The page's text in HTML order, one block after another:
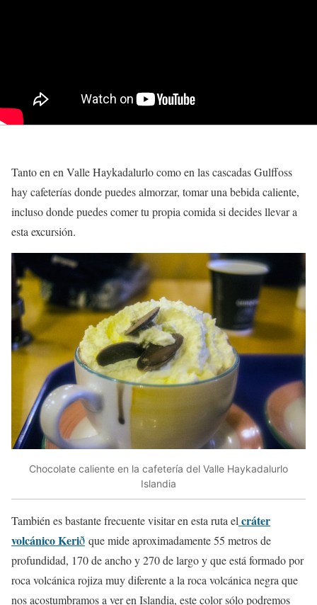
Tanto en en Valle Haykadalurlo como en las cascadas Gulffoss
hay cafeterías donde puedes almorzar, tomar una bebida caliente,
incluso donde puedes comer tu propia comida si decides llevar a
esta excursión.
Chocolate caliente en la cafetería del Valle Haykadalurlo
Islandia
También es bastante frecuente visitar en esta ruta el cráter
volcánico Kerið que mide aproximadamente 55 metros de
profundidad, 170 de ancho y 270 de largo y que está formado por
roca volcánica rojiza muy diferente a la roca volcánica negra que
nos acostumbramos a ver en Islandia, este color sólo podremos